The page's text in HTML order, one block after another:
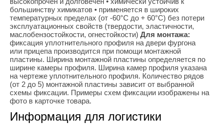
большинству химикатов • применяется в широких
температурных пределах (от -60°С до + 60°С) без потери
эксплуатационных свойств (твердости, эластичности,
маслобензостойкости, огнестойкости) Для монтажа:
фиксация уплотнительного профиля на двери фургона
или прицепа производится при помощи монтажной
пластины. Ширина монтажной пластины определяется по
ширине камеры профиля. Ширина камер профиля указана
на чертеже уплотнительного профиля. Количество рядов
(от 2 до 5) монтажной пластины зависит от выбранной
схемы фиксации. Примеры схем фиксации изображены на
фото в карточке товара.
Информация для логистики